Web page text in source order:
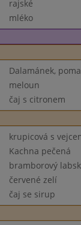
rajské
mléko
Dalamánek,
meloun
čaj s citronem
krupicová s
Kachna pečená
bramborový
červené zelí
čaj se sirup